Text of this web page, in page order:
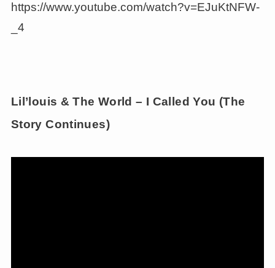
https://www.youtube.com/watch?v=EJuKtNFW-
_4
Lil’louis & The World – I Called You (The
Story Continues)